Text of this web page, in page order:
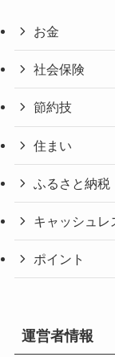
お金
社会保険
節約技
住まい
ふるさと納税
キャッシュレ
ポイント
運営者情報